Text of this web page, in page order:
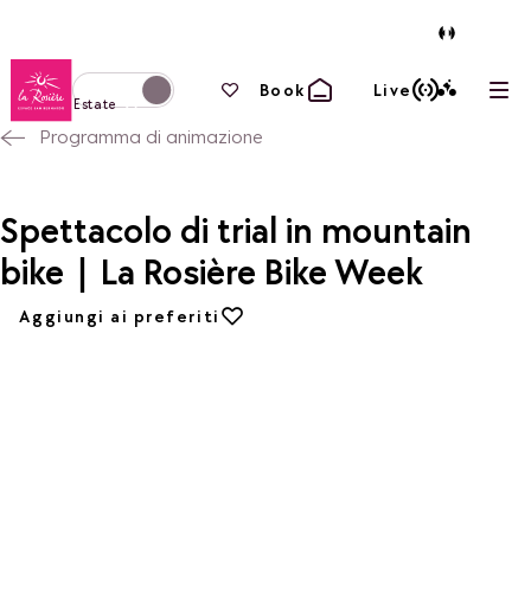
Torna alla home page
Passa alla modalità invernale
Estate
I tuoi preferiti
Book Live
Programma di animazione
Spettacolo di trial in mountain
bike | La Rosière Bike Week
Aggiungi ai preferiti
Aggiungi ai preferiti